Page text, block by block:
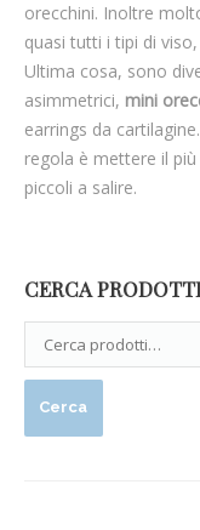
orecchini. Inoltre
quasi tutti i tipi di
Ultima cosa, sono
asimmetrici, mini
earrings da
regola è mettere il
piccoli a salire.
CERCA
Cerca